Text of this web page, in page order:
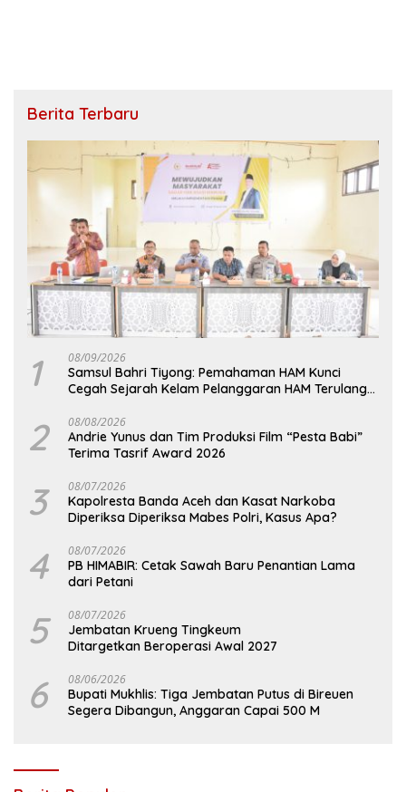
Berita Terbaru
1 08/09/2026
Samsul Bahri Tiyong: Pemahaman HAM Kunci
Cegah Sejarah Kelam Pelanggaran HAM Terulang
2 08/08/2026
Andrie Yunus dan Tim Produksi Film “Pesta Babi”
Terima Tasrif Award 2026
3 08/07/2026
Kapolresta Banda Aceh dan Kasat Narkoba
Diperiksa Diperiksa Mabes Polri, Kasus Apa?
4 08/07/2026
PB HIMABIR: Cetak Sawah Baru Penantian Lama
dari Petani
5 08/07/2026
Jembatan Krueng Tingkeum
Ditargetkan Beroperasi Awal 2027
6 08/06/2026
Bupati Mukhlis: Tiga Jembatan Putus di Bireuen
Segera Dibangun, Anggaran Capai 500 M